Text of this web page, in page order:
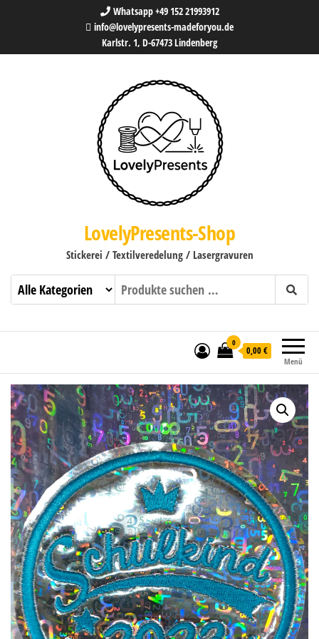
Whatsapp +49 152 21993912
info@lovelypresents-madeforyou.de
Karlstr. 1, D-67473 Lindenberg
LovelyPresents-Shop
Stickerei / Textilveredelung / Lasergravuren
Menü
0
0,00 €